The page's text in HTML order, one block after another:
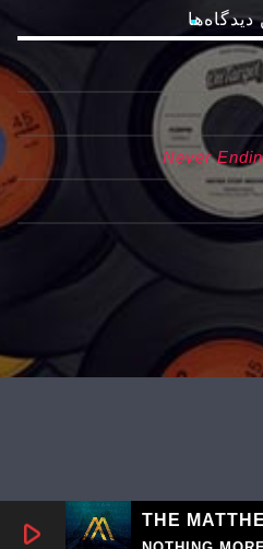
دیدگاه‌ها
Never
play_arrow